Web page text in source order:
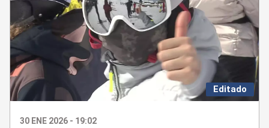
Editado
30 ENE 2026 - 19:02